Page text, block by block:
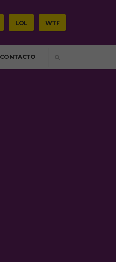
LOL WTF
CONTACTO